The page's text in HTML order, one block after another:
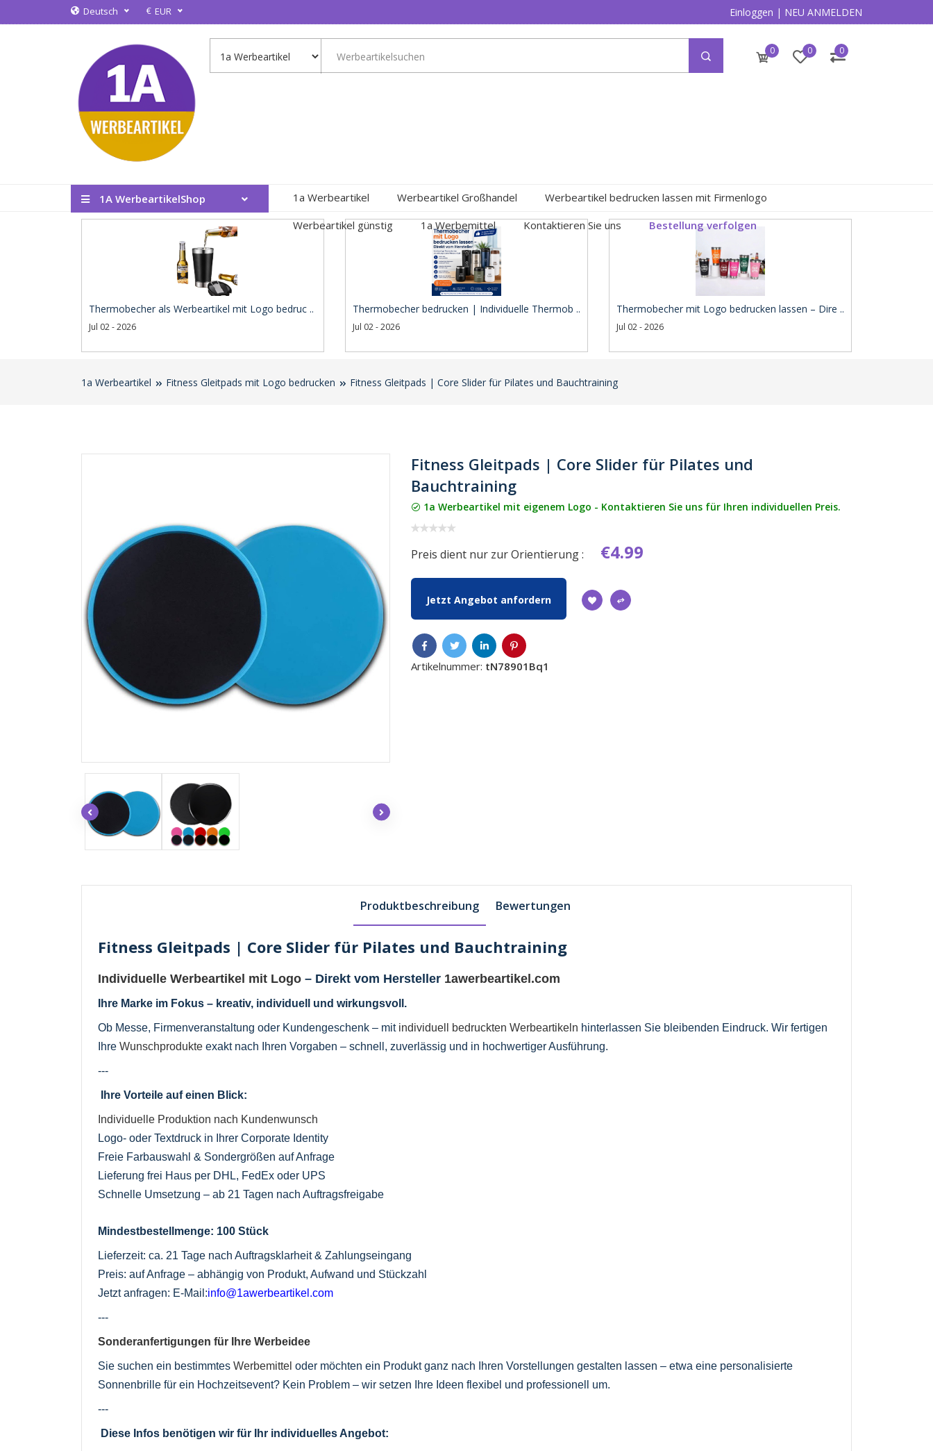
Deutsch € EUR Einloggen | NEU ANMELDEN
0 0 0
1A WerbeartikelShop 1a Werbeartikel Werbeartikel Großhandel
Werbeartikel bedrucken lassen mit Firmenlogo
Werbeartikel günstig
1a Werbemittel Kontaktieren Sie uns Bestellung verfolgen
Thermobecher als Werbeartikel mit Logo bedruc ..
Jul 02 - 2026
Thermobecher bedrucken | Individuelle Thermob ..
Jul 02 - 2026
Thermobecher mit Logo bedrucken lassen – Dire ..
Jul 02 - 2026
1a Werbeartikel Fitness Gleitpads mit Logo bedrucken Fitness Gleitpads | Core Slider für Pilates und Bauchtraining
Fitness Gleitpads | Core Slider für Pilates und
Bauchtraining
1a Werbeartikel mit eigenem Logo - Kontaktieren Sie uns für Ihren individuellen Preis.
Preis dient nur zur Orientierung : €4.99
Jetzt Angebot anfordern
Artikelnummer: tN78901Bq1
Produktbeschreibung Bewertungen
Fitness Gleitpads | Core Slider für Pilates und Bauchtraining
Individuelle Werbeartikel mit Logo – Direkt vom Hersteller 1awerbeartikel.com
Ihre Marke im Fokus – kreativ, individuell und wirkungsvoll.
Ob Messe, Firmenveranstaltung oder Kundengeschenk – mit individuell bedruckten Werbeartikeln hinterlassen Sie bleibenden Eindruck. Wir fertigen
IhreWunschprodukte exakt nach Ihren Vorgaben – schnell, zuverlässig und in hochwertiger Ausführung.
---
Ihre Vorteile auf einen Blick:
Individuelle Produktion nach Kundenwunsch
Logo- oder Textdruck in Ihrer Corporate Identity
Freie Farbauswahl & Sondergrößen auf Anfrage
Lieferung frei Haus per DHL, FedEx oder UPS
Schnelle Umsetzung – ab 21 Tagen nach Auftragsfreigabe
Mindestbestellmenge: 100 Stück
Lieferzeit: ca. 21 Tage nach Auftragsklarheit & Zahlungseingang
Preis: auf Anfrage – abhängig von Produkt, Aufwand und Stückzahl
Jetzt anfragen: E-Mail:info@1awerbeartikel.com
---
Sonderanfertigungen für Ihre Werbeidee
Sie suchen ein bestimmtesWerbemittel oder möchten ein Produkt ganz nach Ihren Vorstellungen gestalten lassen – etwa eine personalisierte
Sonnenbrille für ein Hochzeitsevent? Kein Problem – wir setzen Ihre Ideen flexibel und professionell um.
---
Diese Infos benötigen wir für Ihr individuelles Angebot: